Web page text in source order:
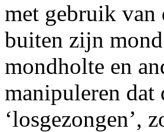
met gebruik van
buiten zijn
mondholte en
manipuleren dat
‘losgezongen’,